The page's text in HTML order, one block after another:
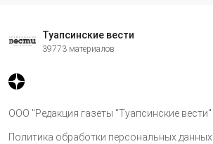
Туапсинские вести
39773 материалов
ООО "Редакция газеты "Туапсинские вести"
Политика обработки персональных данных